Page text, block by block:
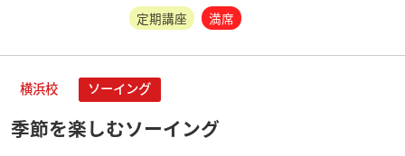
定期講座 満席
横浜校 ソーイング
季節を楽しむソーイング